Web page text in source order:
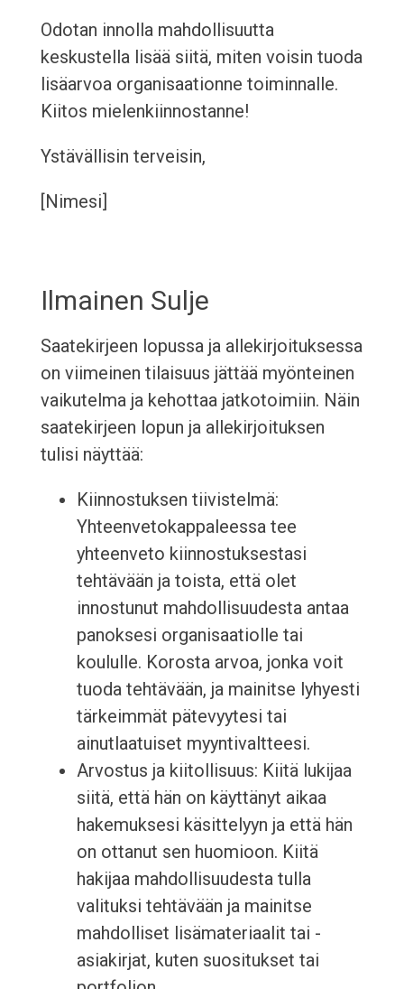
Odotan innolla mahdollisuutta
keskustella lisää siitä, miten voisin tuoda
lisäarvoa organisaationne toiminnalle.
Kiitos mielenkiinnostanne!
Ystävällisin terveisin,
[Nimesi]
Ilmainen Sulje
Saatekirjeen lopussa ja allekirjoituksessa
on viimeinen tilaisuus jättää myönteinen
vaikutelma ja kehottaa jatkotoimiin. Näin
saatekirjeen lopun ja allekirjoituksen
tulisi näyttää:
Kiinnostuksen tiivistelmä:
Yhteenvetokappaleessa tee
yhteenveto kiinnostuksestasi
tehtävään ja toista, että olet
innostunut mahdollisuudesta antaa
panoksesi organisaatiolle tai
koululle. Korosta arvoa, jonka voit
tuoda tehtävään, ja mainitse lyhyesti
tärkeimmät pätevyytesi tai
ainutlaatuiset myyntivaltteesi.
Arvostus ja kiitollisuus: Kiitä lukijaa
siitä, että hän on käyttänyt aikaa
hakemuksesi käsittelyyn ja että hän
on ottanut sen huomioon. Kiitä
hakijaa mahdollisuudesta tulla
valituksi tehtävään ja mainitse
mahdolliset lisämateriaalit tai -
asiakirjat, kuten suositukset tai